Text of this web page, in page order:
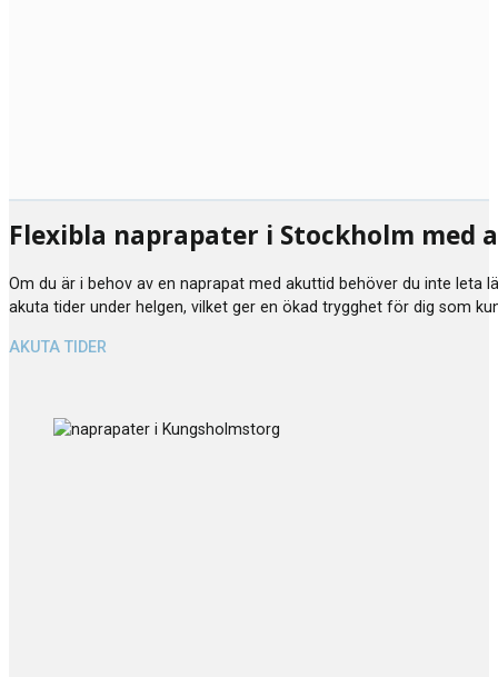
Flexibla naprapater i Stockholm med
Om du är i behov av en naprapat med akuttid behöver du inte leta
akuta tider under helgen, vilket ger en ökad trygghet för dig som
AKUTA TIDER